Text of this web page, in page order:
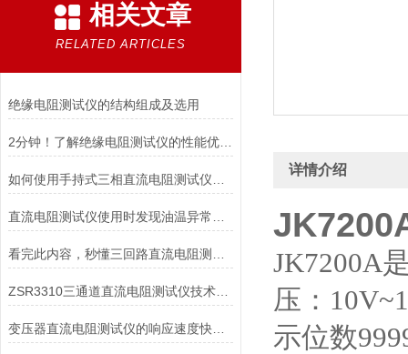
相关文章
RELATED ARTICLES
绝缘电阻测试仪的结构组成及选用
2分钟！了解绝缘电阻测试仪的性能优势！
ZSR3310三通道直流电阻测试仪技术特点
变压器直流电阻测试仪的响应速度快、保护功能*
详情介绍
JK7200A
压：
示位数